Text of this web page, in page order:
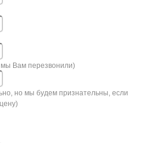
Вам перезвонили)
но мы будем признательны, если